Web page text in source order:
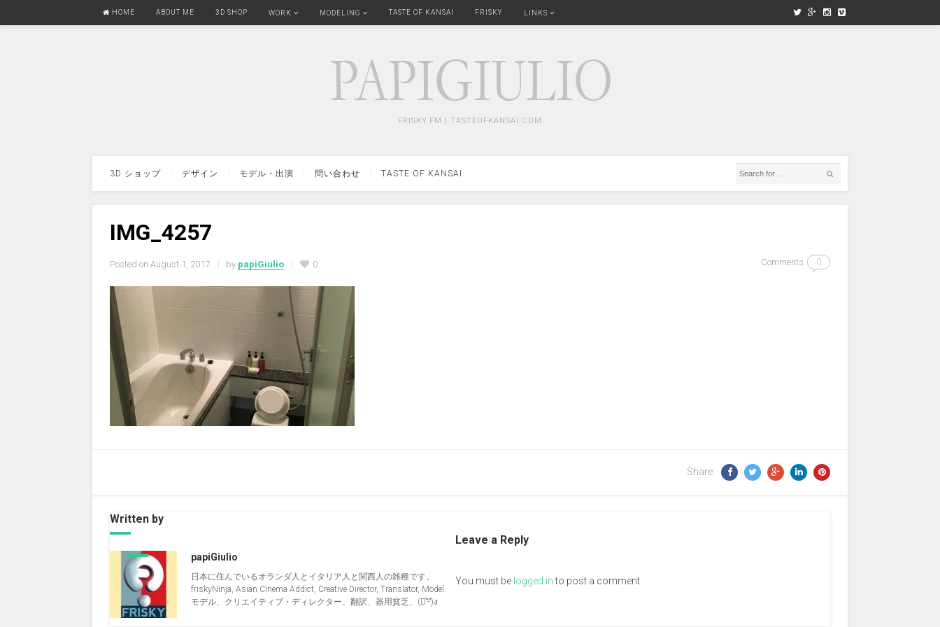
HOME ABOUT ME 3D SHOP WORK MODELING TASTE OF KANSAI FRISKY LINKS
FRISKY.FM | TASTEOFKANSAI.COM
3D ショップ デザイン モデル・出演 問い合わせ TASTE OF KANSAI
IMG_4257
Posted on August 1, 2017 by papiGiulio 0 Comments 0
Share:
Written by
papiGiulio
日本に住んでいるオランダ人とイタリア人と関西人の雑種です。
friskyNinja, Asian Cinema Addict, Creative Director, Translator, Model.
モデル、クリエイティブ・ディレクター、翻訳、器用貧乏、(ง︡'-'︠)ง
Leave a Reply
You must be logged into post a comment.